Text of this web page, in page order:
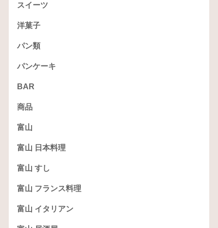
スイーツ
洋菓子
パン類
パンケーキ
BAR
商品
富山
富山 日本料理
富山 すし
富山 フランス料理
富山 イタリアン